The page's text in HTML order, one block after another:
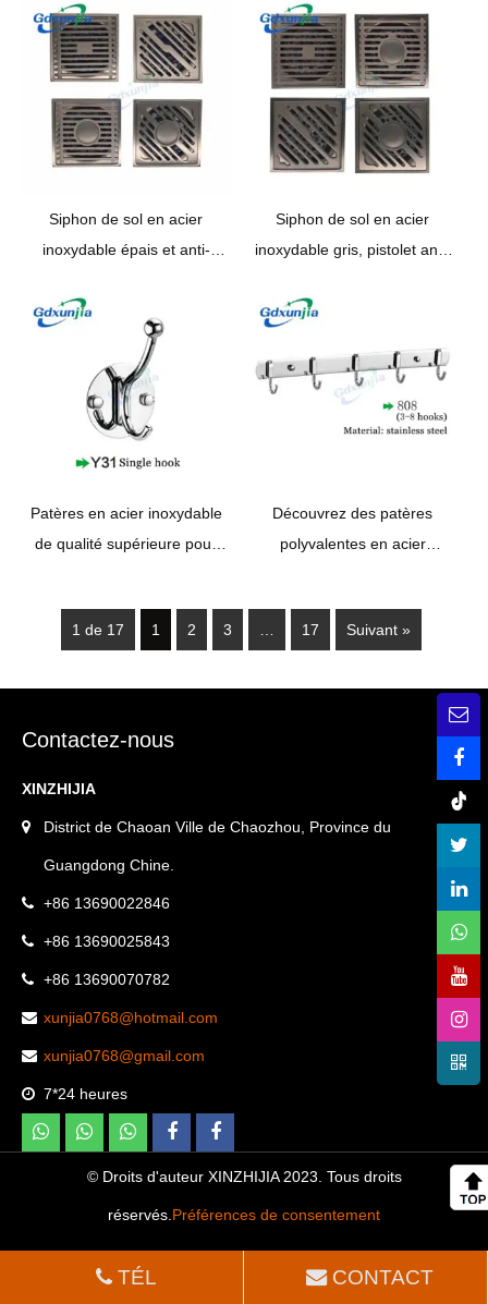
inoxydable, pour la salle de
bain
odeurs
Siphon de sol en acier
inoxydable épais et anti-
Siphon de sol en acier
inoxydable gris, pistolet anti-
Patères en acier inoxydable
de qualité supérieure pour
Découvrez des patères
polyvalentes en acier
1 de 17
1 2 3 17 Suivant »
Contactez-nous
XINZHIJIA
District de Chaoan Ville de Chaozhou, Province du
Guangdong Chine.
+86 13690022846
+86 13690025843
+86 13690070782
xunjia0768@hotmail.com
xunjia0768@gmail.com
7*24 heures
© Droits d'auteur XINZHIJIA 2023. Tous droits
réservés. Préférences de consentement
TÉL CONTACT